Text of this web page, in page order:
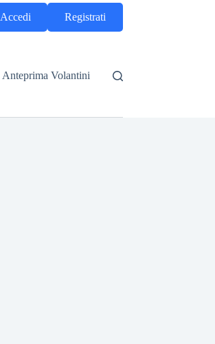
Accedi Registrati
Anteprima Volantini